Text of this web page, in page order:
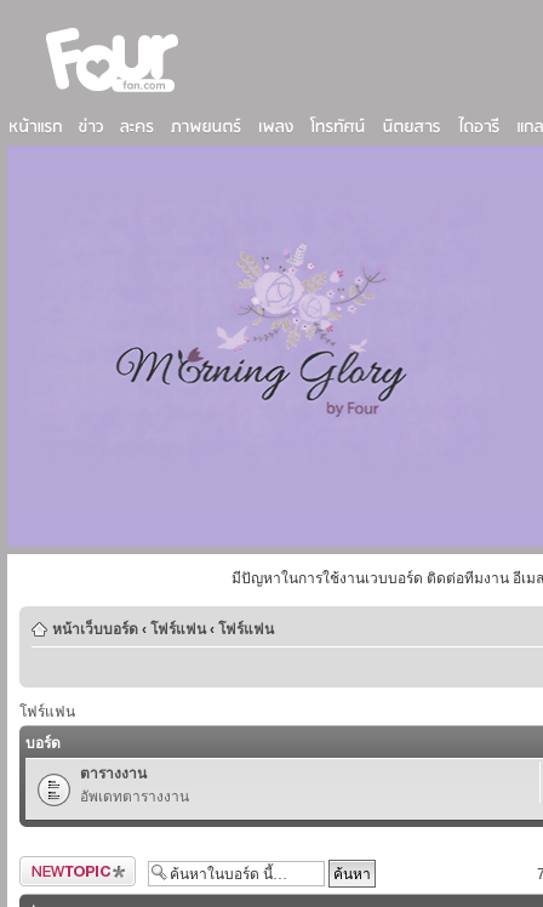
มีปัญหาในการใช้งานเวบบอร์ด ติดต่อทีมงาน อีเม
หน้าเว็บบอร์ด ‹ โฟร์แฟน ‹ โฟร์แฟน
โฟร์แฟน
บอร์ด
ตารางงาน
อัพเดทตารางงาน
ตั้งกระทู้ใหม่